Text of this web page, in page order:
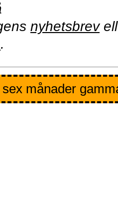
nyhetsbrev
.
månader